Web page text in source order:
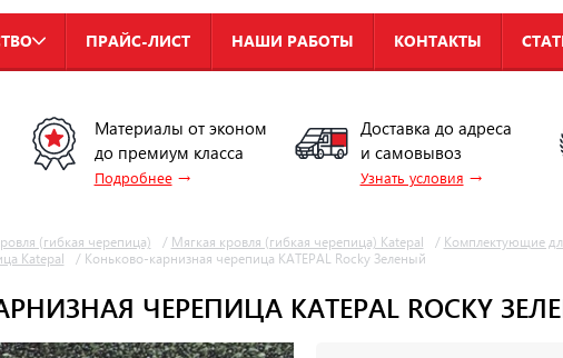
ПРАЙС-ЛИСТ НАШИ РАБОТЫ КОНТАКТЫ
Материалы от эконом
до премиум класса
Подробнее→
Доставка до адреса
и самовывоз
Узнать условия →
(гибкая черепица) / Мягкая кровля (гибкая черепица) Katepal / Комплектующие
Katepal / Коньково-карнизная черепица KATEPAL Rocky Зеленый
ЧЕРЕПИЦА KATEPAL ROCKY